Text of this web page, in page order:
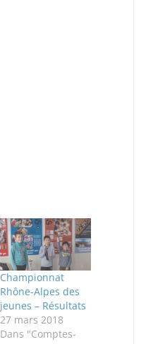
Championnat
Rhône-Alpes des
jeunes – Résultats
27 mars 2018
Dans "Comptes-